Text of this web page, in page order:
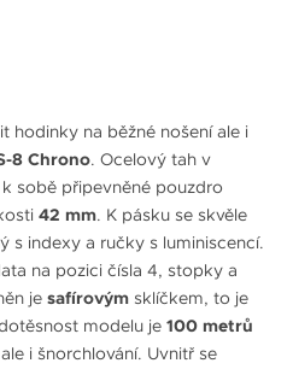
hodinky na běžné nošení ale i
8 Chrono. Ocelový tah v
sobě připevněné pouzdro
42 mm. K pásku se skvěle
s indexy a ručky s luminiscencí.
na pozici čísla 4, stopky a
je safírovým sklíčkem, to je
modelu je 100 metrů
i šnorchlování. Uvnitř se